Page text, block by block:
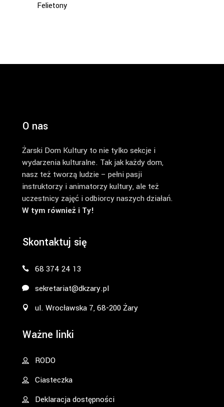
Felietony
O nas
Żarski Dom Kultury to nie tylko sekcje i
wydarzenia kulturalne. Tak jak każdy dom,
nasz też tworzą ludzie – pełni pasji
instruktorzy i animatorzy kultury, ale też
uczestnicy zajęć i odbiorcy naszych działań.
W tym również i Ty!
Skontaktuj się
68 374 24 13
sekretariat@dkzary.pl
ul. Wrocławska 7, 68-200 Żary
Ważne linki
RODO
Ciasteczka
Deklaracja dostępności